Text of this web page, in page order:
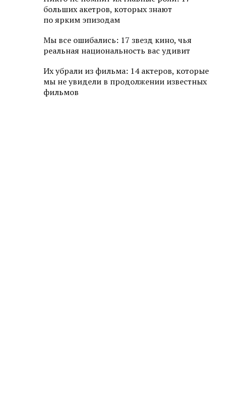
больших акетров, которых знают
по ярким эпизодам
Мы все ошибались: 17 звезд кино, чья
реальная национальность вас удивит
Их убрали из фильма: 14 актеров, которые
мы не увидели в продолжении известных
фильмов